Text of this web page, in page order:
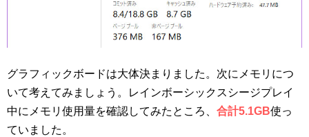
グラフィックボードは大体決まりました。次にメモリにつ
いて考えてみましょう。レインボーシックスシージプレイ
中にメモリ使用量を確認してみたところ、 合計5.1GB使っ
ていました。